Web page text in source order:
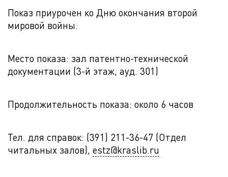
Показ приурочен ко Дню окончания второй
мировой войны.
Место показа: зал патентно-технической
документации (3-й этаж, ауд. 301)
Продолжительность показа: около 6 часов
Тел. для справок: (391) 211-36-47 (Отдел
читальных залов), estz@kraslib.ru